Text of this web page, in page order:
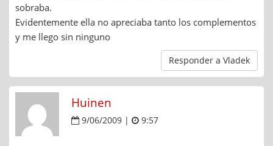
sobraba.
Evidentemente ella no apreciaba tanto los complementos
y me llego sin ninguno
Responder a Vladek
Huinen
9/06/2009 | 9:57